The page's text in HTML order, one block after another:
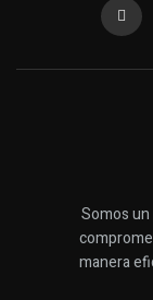
Somos
manera